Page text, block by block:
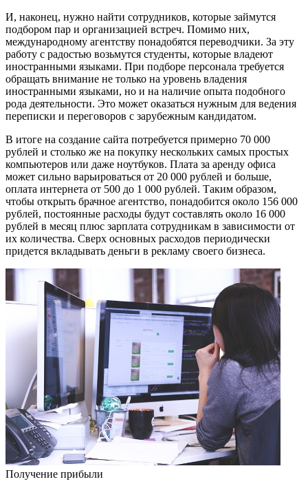
И, наконец, нужно найти сотрудников, которые займутся
подбором пар и организацией встреч. Помимо них,
международному агентству понадобятся переводчики. За эту
работу с радостью возьмутся студенты, которые владеют
иностранными языками. При подборе персонала требуется
обращать внимание не только на уровень владения
иностранными языками, но и на наличие опыта подобного
рода деятельности. Это может оказаться нужным для ведения
переписки и переговоров с зарубежным кандидатом.
В итоге на создание сайта потребуется примерно 70 000
рублей и столько же на покупку нескольких самых простых
компьютеров или даже ноутбуков. Плата за аренду офиса
может сильно варьироваться от 20 000 рублей и больше,
оплата интернета от 500 до 1 000 рублей. Таким образом,
чтобы открыть брачное агентство, понадобится около 156 000
рублей, постоянные расходы будут составлять около 16 000
рублей в месяц плюс зарплата сотрудникам в зависимости от
их количества. Сверх основных расходов периодически
придется вкладывать деньги в рекламу своего бизнеса.
Получение прибыли